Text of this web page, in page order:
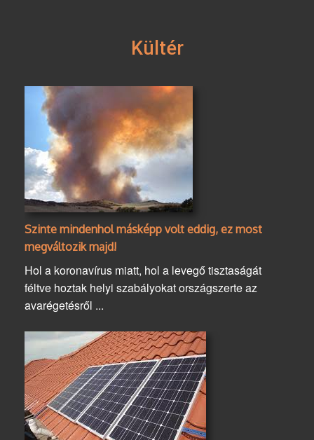
Kültér
Szinte mindenhol másképp volt eddig, ez most
megváltozik majd!
Hol a koronavírus miatt, hol a levegő tisztaságát
féltve hoztak helyi szabályokat országszerte az
avarégetésről ...